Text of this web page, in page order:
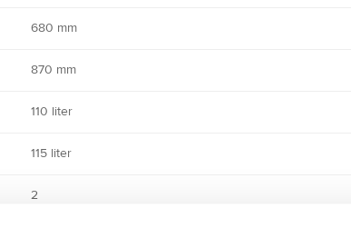
680 mm
870 mm
110 liter
115 liter
2